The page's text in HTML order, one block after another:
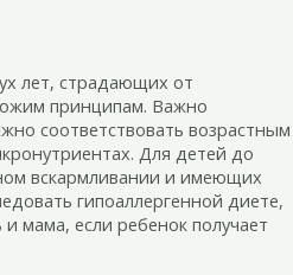
лет, страдающих от
принципам. Важно
соответствовать возрастным
Для детей до
вскармливании и имеющих
гипоаллергенной диете,
мама, если ребенок получает